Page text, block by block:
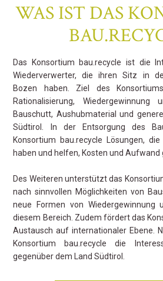
WAS IST DAS
Das Konsortium bau.recycle ist die
Wiederverwerter, die ihren Sitz in
Bozen haben. Ziel des
Rationalisierung, Wiedergewinnung
Bauschutt, Aushubmaterial und
Südtirol. In der Entsorgung des
Konsortium bau.recycle Lösungen,
haben und helfen, Kosten und Aufwand
Des Weiteren unterstützt das
nach sinnvollen Möglichkeiten von
neue Formen von Wiedergewinnung
diesem Bereich. Zudem fördert das
Austausch auf internationaler Ebene.
Konsortium bau.recycle die
gegenüber dem Land Südtirol.